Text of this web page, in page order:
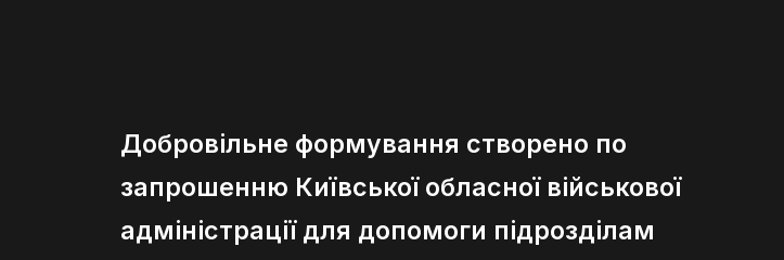
Добровільне формування створено по
запрошенню Київської обласної військової
адміністрації для допомоги підрозділам